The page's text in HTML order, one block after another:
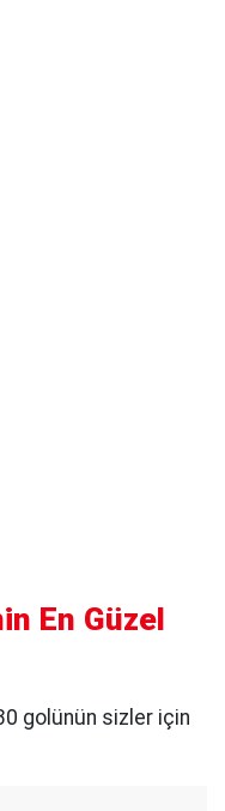
En Güzel
golünün sizler için